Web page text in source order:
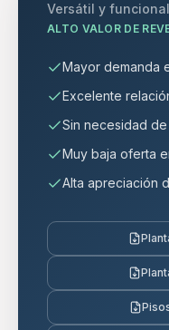
Versátil y funcional
ALTO VALOR DE
Mayor demanda
Excelente
Sin necesidad
Muy baja oferta
Alta apreciación